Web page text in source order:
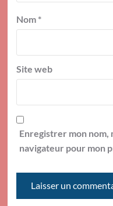
Nom *
Site web
Enregistrer mon nom,
navigateur pour mon